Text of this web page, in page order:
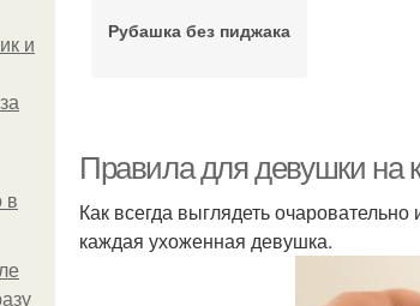
и
в
Рубашка без пиджака
Правила для девушки на
Как всегда выглядеть
каждая ухоженная девушка.